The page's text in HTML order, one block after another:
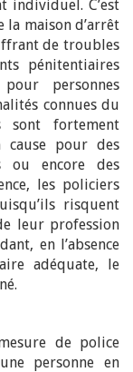
individuel. C’est
la maison d’arrêt
de troubles
pénitentiaires
personnes
connues du
fortement
cause pour des
ou encore des
les policiers
risquent
leur profession
en l’absence
adéquate, le
de police
personne en